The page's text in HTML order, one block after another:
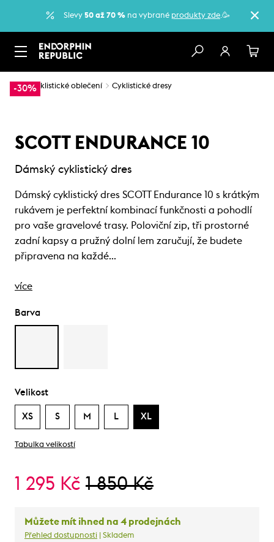
Slevy 50 až 70 % na vybrané produkty zde.🥳
-30%
… Cyklistické oblečení Cyklistické dresy
SCOTT ENDURANCE 10
Dámský cyklistický dres
Dámský cyklistický dres SCOTT Endurance 10 s krátkým
rukávem je perfektní kombinací funkčnosti a pohodlí
pro vaše gravelové trasy. Poloviční zip, tři prostorné
zadní kapsy a pružný dolní lem zaručují, že budete
připravena na každé…
více
Barva
Velikost
XS S M L XL
Tabulka velikostí
1 295 Kč 1 850 Kč
Můžete mít ihned na 4 prodejnách
Přehled dostupnosti | Skladem